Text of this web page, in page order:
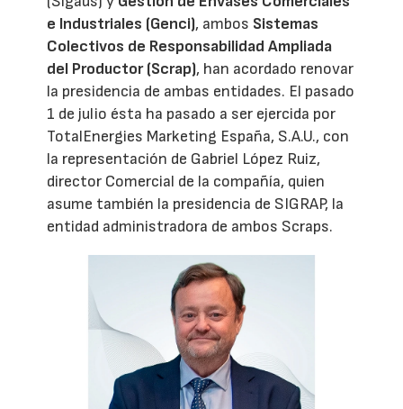
e Industriales (Genci), ambos Sistemas
Colectivos de Responsabilidad Ampliada
del Productor (Scrap), han acordado renovar
la presidencia de ambas entidades. El pasado
1 de julio ésta ha pasado a ser ejercida por
TotalEnergies Marketing España, S.A.U., con
la representación de Gabriel López Ruiz,
director Comercial de la compañía, quien
asume también la presidencia de SIGRAP, la
entidad administradora de ambos Scraps.